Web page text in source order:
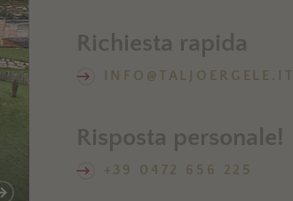
Richiesta rapida
INFO@TALJOERGELE.IT
Risposta personale!
+39 0472 656 225